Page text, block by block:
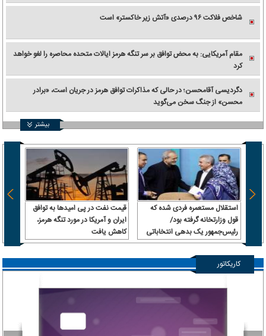
شاخص فلاکت ۹۶ درصدی «آتش زیر خاکستر» است
مقام آمریکایی: به محض توافق بر سر تنگه هرمز ایالات متحده محاصره را لغو خواهد
کرد
دگردیسی آقامحسن؛ در حالی که مذاکرات توافق هرمز در جریان است، «برادر
محسن» از جنگ سخن می‌گوید
بیشتر
استقلال مستعمره فردی شده که
قول وزارتخانه گرفته بود/
رئیس‌جمهور یک بدهی انتخاباتی
داشت، باشگاه را به او داد!
قیمت نفت در پی امیدها به توافق
ایران و آمریکا در مورد تنگه هرمز،
کاهش یافت
کاریکاتور